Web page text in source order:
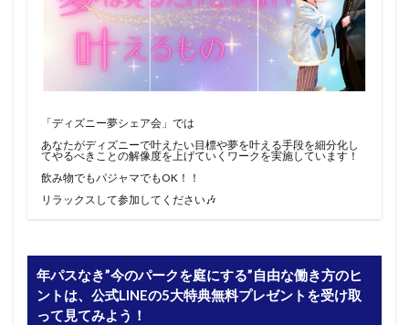
「ディズニー夢シェア会」では
あなたがディズニーで叶えたい目標や夢を叶える手段を細分化し
てやるべきことの解像度を上げていくワークを実施しています！
飲み物でもパジャマでもOK！！
リラックスして参加してください🎶
年パスなき”今のパークを庭にする”自由な働き方のヒ
ントは、公式LINEの5大特典無料プレゼントを受け取
って見てみよう！